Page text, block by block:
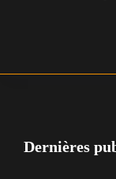
Dernières